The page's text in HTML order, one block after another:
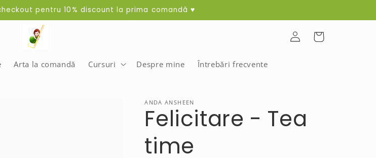
pentru 10% discount la prima comandă ♥
Arta la comandă Cursuri Despre mine Întrebări frecvente
Log
in
Cart
ANDA ANSHEEN
Felicitare - Tea
time